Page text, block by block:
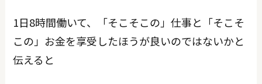
1日8時間働いて、「そこそこの」仕事と「そこそ
この」お金を享受したほうが良いのではないかと
伝えると